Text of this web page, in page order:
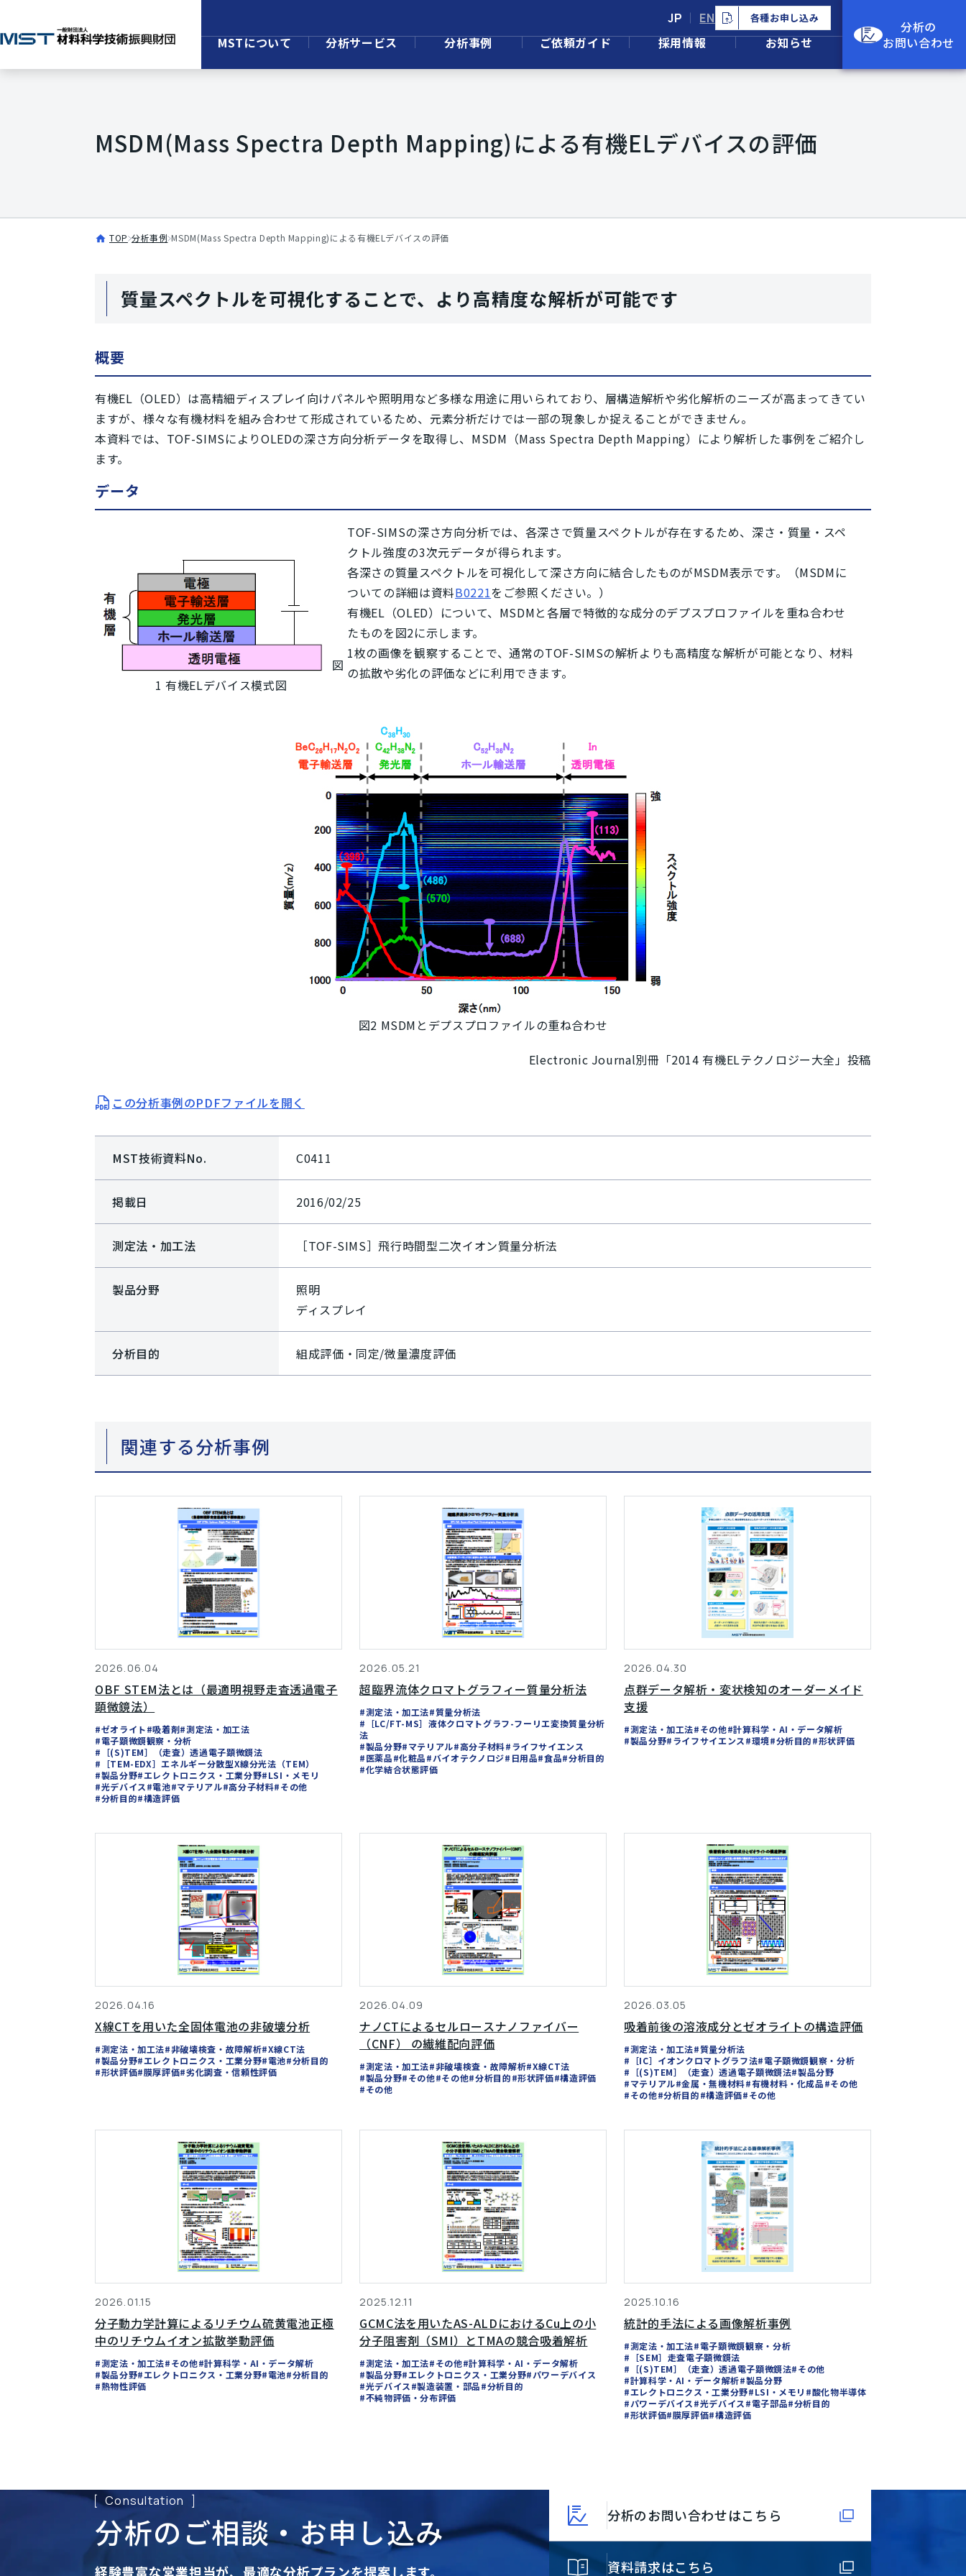
JP EN 各種お申し込み
MSTについて 分析サービス 分析事例 ご依頼ガイド 採用情報 お知らせ
分析の
お問い合わせ
MSDM(Mass Spectra Depth Mapping)による有機ELデバイスの評価
TOP 分析事例 MSDM(Mass Spectra Depth Mapping)による有機ELデバイスの評価
質量スペクトルを可視化することで、より高精度な解析が可能です
概要
有機EL（OLED）は高精細ディスプレイ向けパネルや照明用など多様な用途に用いられており、層構造解析や劣化解析のニーズが高まってきてい
ますが、様々な有機材料を組み合わせて形成されているため、元素分析だけでは一部の現象しか捉えることができません。
本資料では、TOF-SIMSによりOLEDの深さ方向分析データを取得し、MSDM（Mass Spectra Depth Mapping）により解析した事例をご紹介し
ます。
データ
図
1 有機ELデバイス模式図
TOF-SIMSの深さ方向分析では、各深さで質量スペクトルが存在するため、深さ・質量・スペ
クトル強度の3次元データが得られます。
各深さの質量スペクトルを可視化して深さ方向に結合したものがMSDM表示です。（MSDMに
ついての詳細は資料B0221をご参照ください。）
有機EL（OLED）について、MSDMと各層で特徴的な成分のデプスプロファイルを重ね合わせ
たものを図2に示します。
1枚の画像を観察することで、通常のTOF-SIMSの解析よりも高精度な解析が可能となり、材料
の拡散や劣化の評価などに利用できます。
図2 MSDMとデプスプロファイルの重ね合わせ
Electronic Journal別冊「2014 有機ELテクノロジー大全」投稿
この分析事例のPDFファイルを開く
MST技術資料No. C0411
掲載日 2016/02/25
測定法・加工法 ［TOF-SIMS］飛行時間型二次イオン質量分析法
製品分野
照明
ディスプレイ
分析目的 組成評価・同定/微量濃度評価
関連する分析事例
2026.06.04
OBF STEM法とは（最適明視野走査透過電子
顕微鏡法）
#ゼオライト#吸着剤#測定法・加工法
#電子顕微鏡観察・分析
#［(S)TEM］（走査）透過電子顕微鏡法
#［TEM-EDX］エネルギー分散型X線分光法（TEM）
#製品分野#エレクトロニクス・工業分野#LSI・メモリ
#光デバイス#電池#マテリアル#高分子材料#その他
#分析目的#構造評価
2026.05.21
超臨界流体クロマトグラフィー質量分析法
#測定法・加工法#質量分析法
#［LC/FT-MS］液体クロマトグラフ-フーリエ変換質量分析
法
#製品分野#マテリアル#高分子材料#ライフサイエンス
#医薬品#化粧品#バイオテクノロジ#日用品#食品#分析目的
#化学結合状態評価
2026.04.30
点群データ解析・変状検知のオーダーメイド
支援
#測定法・加工法#その他#計算科学・AI・データ解析
#製品分野#ライフサイエンス#環境#分析目的#形状評価
2026.04.16
X線CTを用いた全固体電池の非破壊分析
#測定法・加工法#非破壊検査・故障解析#X線CT法
#製品分野#エレクトロニクス・工業分野#電池#分析目的
#形状評価#膜厚評価#劣化調査・信頼性評価
2026.04.09
ナノCTによるセルロースナノファイバー
（CNF） の繊維配向評価
#測定法・加工法#非破壊検査・故障解析#X線CT法
#製品分野#その他#その他#分析目的#形状評価#構造評価
#その他
2026.03.05
吸着前後の溶液成分とゼオライトの構造評価
#測定法・加工法#質量分析法
#［IC］イオンクロマトグラフ法#電子顕微鏡観察・分析
#［(S)TEM］（走査）透過電子顕微鏡法#製品分野
#マテリアル#金属・無機材料#有機材料・化成品#その他
#その他#分析目的#構造評価#その他
2026.01.15
分子動力学計算によるリチウム硫黄電池正極
中のリチウムイオン拡散挙動評価
#測定法・加工法#その他#計算科学・AI・データ解析
#製品分野#エレクトロニクス・工業分野#電池#分析目的
#熱物性評価
2025.12.11
GCMC法を用いたAS-ALDにおけるCu上の小
分子阻害剤（SMI）とTMAの競合吸着解析
#測定法・加工法#その他#計算科学・AI・データ解析
#製品分野#エレクトロニクス・工業分野#パワーデバイス
#光デバイス#製造装置・部品#分析目的
#不純物評価・分布評価
2025.10.16
統計的手法による画像解析事例
#測定法・加工法#電子顕微鏡観察・分析
#［SEM］走査電子顕微鏡法
#［(S)TEM］（走査）透過電子顕微鏡法#その他
#計算科学・AI・データ解析#製品分野
#エレクトロニクス・工業分野#LSI・メモリ #酸化物半導体
#パワーデバイス#光デバイス#電子部品#分析目的
#形状評価#膜厚評価#構造評価
Consultation
分析のご相談・お申し込み
経験豊富な営業担当が、 最適な分析プランを提案します。
分析のお問い合わせはこちら
資料請求はこちら